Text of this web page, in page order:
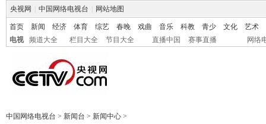
央视网 中国网络电视台 网站地图
首页 新闻 经济 体育 综艺 春晚 戏曲 音乐 科教 青少 文化
艺术
电视
频道大全 栏目大全 节目大全 直播中国 赛事直播 网络
中国网络电视台 > 新闻台 > 新闻中心 >